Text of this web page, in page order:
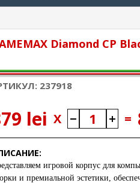
Diamond CP
237918
lei X =
игровой корпус для
и премиальной эстетики,